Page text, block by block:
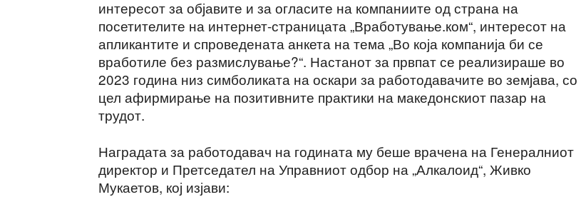
интересот за објавите и за огласите на компаниите од страна на
посетителите на интернет-страницата „Вработување.ком“, интересот на
апликантите и спроведената анкета на тема „Во која компанија би се
вработиле без размислување?“. Настанот за првпат се реализираше во
2023 година низ симболиката на оскари за работодавачите во земјава, со
цел афирмирање на позитивните практики на македонскиот пазар на
трудот.
Наградата за работодавач на годината му беше врачена на Генералниот
директор и Претседател на Управниот одбор на „Алкалоид“, Живко
Мукаетов, кој изјави: